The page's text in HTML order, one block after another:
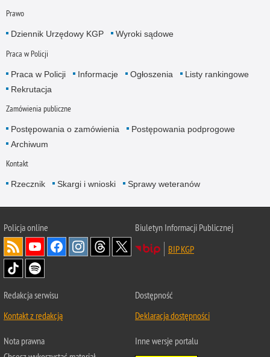
Prawo
Dziennik Urzędowy KGP Wyroki sądowe
Praca w Policji
Praca w Policji Informacje Ogłoszenia
Listy rankingowe
Rekrutacja
Zamówienia publiczne
Postępowania o zamówienia
Postępowania podprogowe
Archiwum
Kontakt
Rzecznik Skargi i wnioski Sprawy weteranów
Policjaonline
Biuletyn Informacji Publicznej
BIP KGP
Redakcja serwisu
Kontakt z redakcją
Dostępność
Deklaracja dostępności
Nota prawna
Inne wersje portalu